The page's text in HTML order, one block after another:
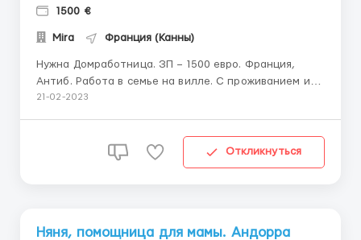
1500 €
Mira Франция (Канны)
Нужна Домработница. ЗП – 1500 евро. Франция,
Антиб. Работа в семье на вилле. С проживанием и
питанием, предоставляется рабочая одежда,
одна от нашего агентства. (!) Обязанности: уход за
21-02-2023
Откликнуться
Няня, помощница для мамы. Андорра